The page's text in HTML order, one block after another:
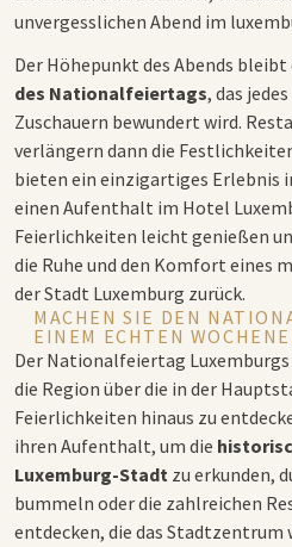
unvergesslichen Abend im
Der Höhepunkt des Abends
des Nationalfeiertags, das
Zuschauern bewundert wird.
verlängern dann die
bieten ein einzigartiges Erlebnis
einen Aufenthalt im Hotel
Feierlichkeiten leicht genießen
die Ruhe und den Komfort eines
der Stadt Luxemburg zurück.
MACHEN SIE DEN
EINEM ECHTEN
Der Nationalfeiertag
die Region über die in der
Feierlichkeiten hinaus zu
ihren Aufenthalt, um die
Luxemburg-Stadt zu erkunden,
bummeln oder die zahlreichen
entdecken, die das Stadtzentrum